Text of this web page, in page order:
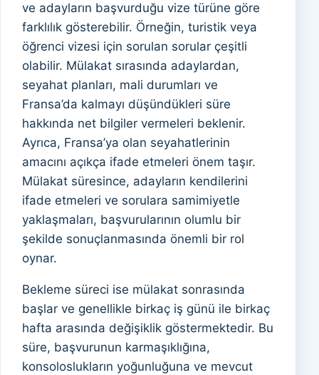
ve adayların başvurduğu vize türüne göre
farklılık gösterebilir. Örneğin, turistik veya
öğrenci vizesi için sorulan sorular çeşitli
olabilir. Mülakat sırasında adaylardan,
seyahat planları, mali durumları ve
Fransa’da kalmayı düşündükleri süre
hakkında net bilgiler vermeleri beklenir.
Ayrıca, Fransa’ya olan seyahatlerinin
amacını açıkça ifade etmeleri önem taşır.
Mülakat süresince, adayların kendilerini
ifade etmeleri ve sorulara samimiyetle
yaklaşmaları, başvurularının olumlu bir
şekilde sonuçlanmasında önemli bir rol
oynar.
Bekleme süreci ise mülakat sonrasında
başlar ve genellikle birkaç iş günü ile birkaç
hafta arasında değişiklik göstermektedir. Bu
süre, başvurunun karmaşıklığına,
konsoloslukların yoğunluğuna ve mevcut